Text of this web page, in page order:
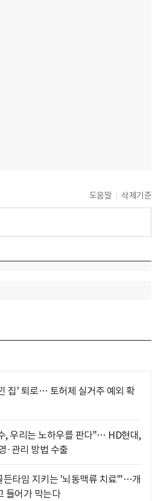
도움말 삭제기준
집' 퇴로… 토허제 실거주 예외 확
, 우리는 노하우를 판다"… HD현대,
·관리 방법 수출
든타임 지키는 '뇌동맥류 치료'"…개
들어가 막는다